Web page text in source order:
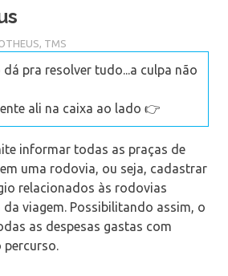
, TMS
dá pra resolver tudo...a culpa não
ali na caixa ao lado 👉
informar todas as praças de
uma rodovia, ou seja, cadastrar
relacionados às rodovias
viagem. Possibilitando assim, o
as despesas gastas com
percurso.